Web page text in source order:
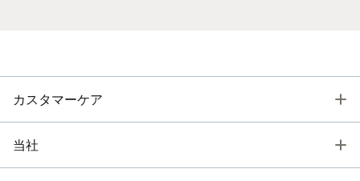
カスタマーケア
当社